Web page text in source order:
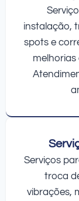
instalação,
spots e
melhorias
Serviços
troca
vibrações,